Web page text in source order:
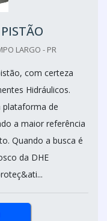
LARGO - PR
com certeza
Hidráulicos.
plataforma de
a maior referência
Quando a busca é
da DHE